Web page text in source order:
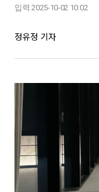
입력 2025-10-02 10:02
정유정 기자